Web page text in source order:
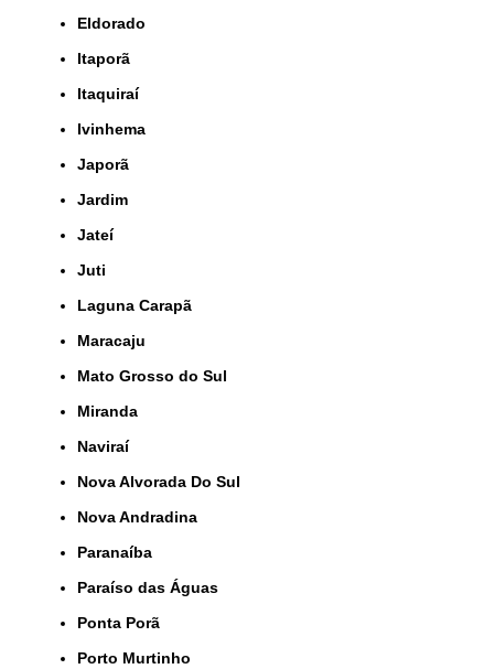
Eldorado
Itaporã
Itaquiraí
Ivinhema
Japorã
Jardim
Jateí
Juti
Laguna Carapã
Maracaju
Mato Grosso do Sul
Miranda
Naviraí
Nova Alvorada Do Sul
Nova Andradina
Paranaíba
Paraíso das Águas
Ponta Porã
Porto Murtinho